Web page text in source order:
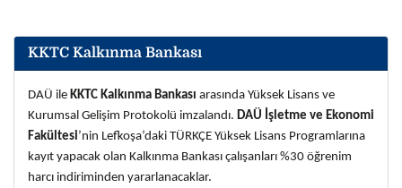
KKTC Kalkınma Bankası
DAÜ ile KKTC Kalkınma Bankası arasında Yüksek Lisans ve
Kurumsal Gelişim Protokolü imzalandı. DAÜ İşletme ve Ekonomi
Fakültesi’nin Lefkoşa’daki TÜRKÇE Yüksek Lisans Programlarına
kayıt yapacak olan Kalkınma Bankası çalışanları %30 öğrenim
harcı indiriminden yararlanacaklar.